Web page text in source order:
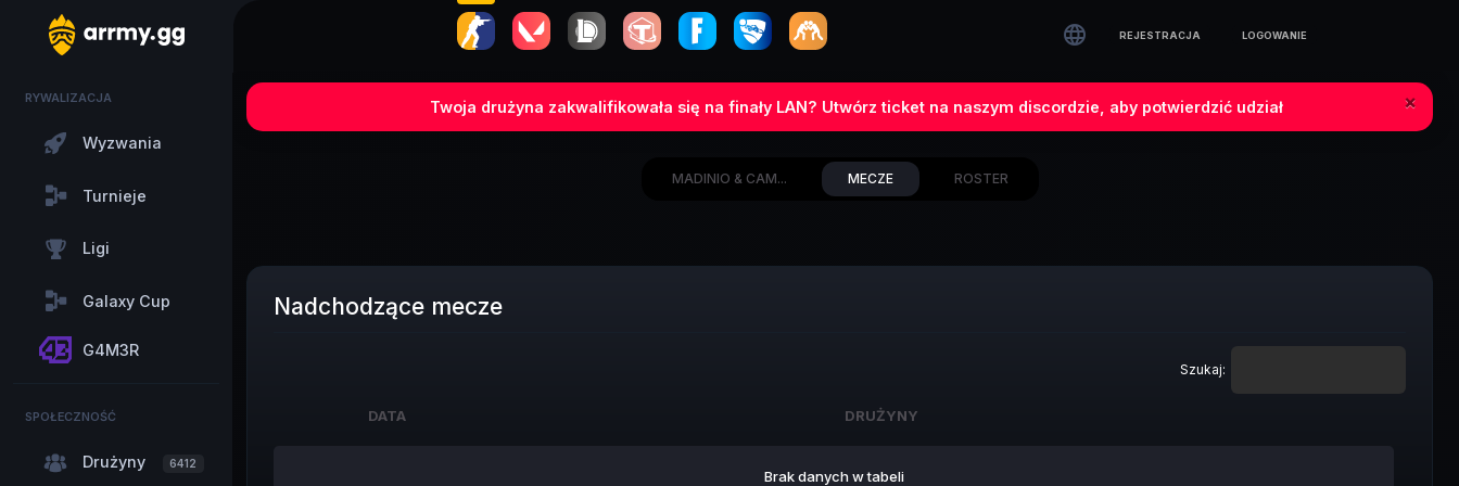
 REJESTRACJA LOGOWANIE
RYWALIZACJA
Wyzwania
Turnieje
Ligi
Galaxy Cup
G4M3R
SPOŁECZNOŚĆ
Drużyny 6412
×
Twoja drużyna zakwalifikowała się na finały LAN? Utwórz ticket na naszym discordzie, aby potwierdzić udział
MADINIO & CAM... MECZE ROSTER
Nadchodzące mecze
Szukaj:
DATA
DRUŻYNY
Brak danych w tabeli